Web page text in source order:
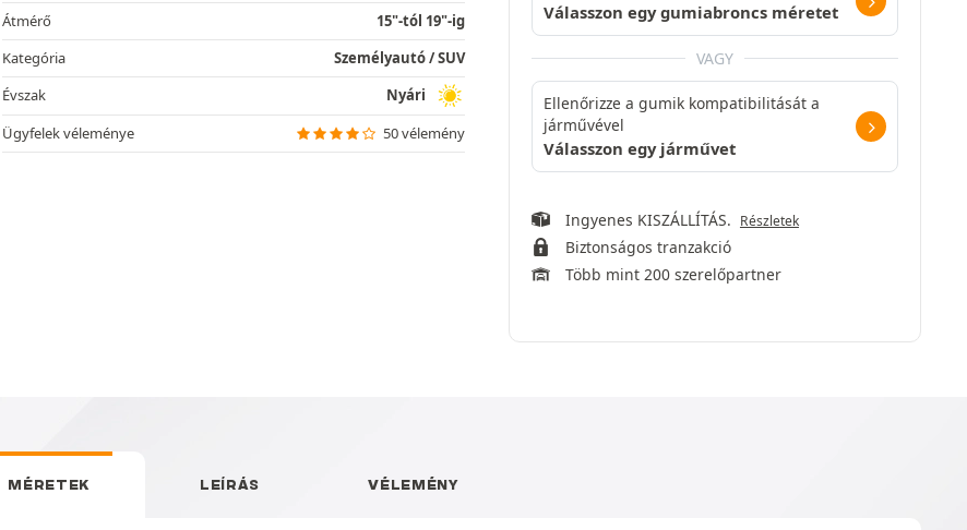
Átmérő
15"-tól 19"-ig
Kategória
Személyautó / SUV
Évszak
Nyári
Ügyfelek véleménye
50 vélemény
Válasszon egy gumiabroncs méretet
VAGY
Ellenőrizze a gumik kompatibilitását a
járművével
Válasszon egy járművet
Ingyenes KISZÁLLÍTÁS. Részletek
Biztonságos tranzakció
Több mint 200 szerelőpartner
MÉRETEK LEÍRÁS VÉLEMÉNY